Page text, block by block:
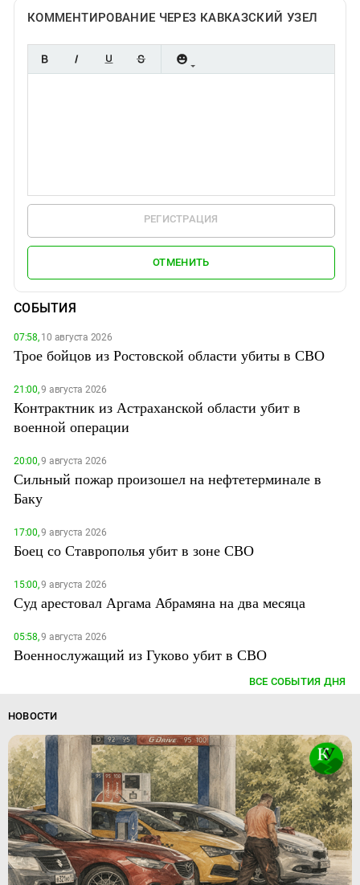
КОММЕНТИРОВАНИЕ ЧЕРЕЗ КАВКАЗСКИЙ УЗЕЛ
РЕГИСТРАЦИЯ
ОТМЕНИТЬ
СОБЫТИЯ
07:58,10 августа 2026
Трое бойцов из Ростовской области убиты в СВО
21:00,9 августа 2026
Контрактник из Астраханской области убит в
военной операции
20:00,9 августа 2026
Сильный пожар произошел на нефтетерминале в
Баку
17:00,9 августа 2026
Боец со Ставрополья убит в зоне СВО
15:00,9 августа 2026
Суд арестовал Аргама Абрамяна на два месяца
05:58,9 августа 2026
Военнослужащий из Гуково убит в СВО
ВСЕ СОБЫТИЯ ДНЯ
НОВОСТИ